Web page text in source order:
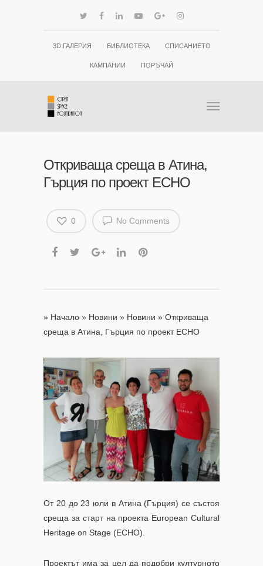
3D ГАЛЕРИЯ БИБЛИОТЕКА СПИСАНИЕТО
КАМПАНИИ ПОРЪЧАЙ
Откриваща среща в Атина,
Гърция по проект ECHO
No Comments
0
» Начало » Новини » Новини » Откриваща
среща в Атина, Гърция по проект ECHO
От 20 до 23 юли в Атина (Гърция) се състоя
среща за старт на проекта European Cultural
Heritage on Stage (ECHO).
Проектът има за цел да подобри културното